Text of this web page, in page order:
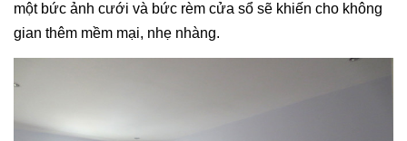
một bức ảnh cưới và bức rèm cửa sổ sẽ khiến cho không
gian thêm mềm mại, nhẹ nhàng.